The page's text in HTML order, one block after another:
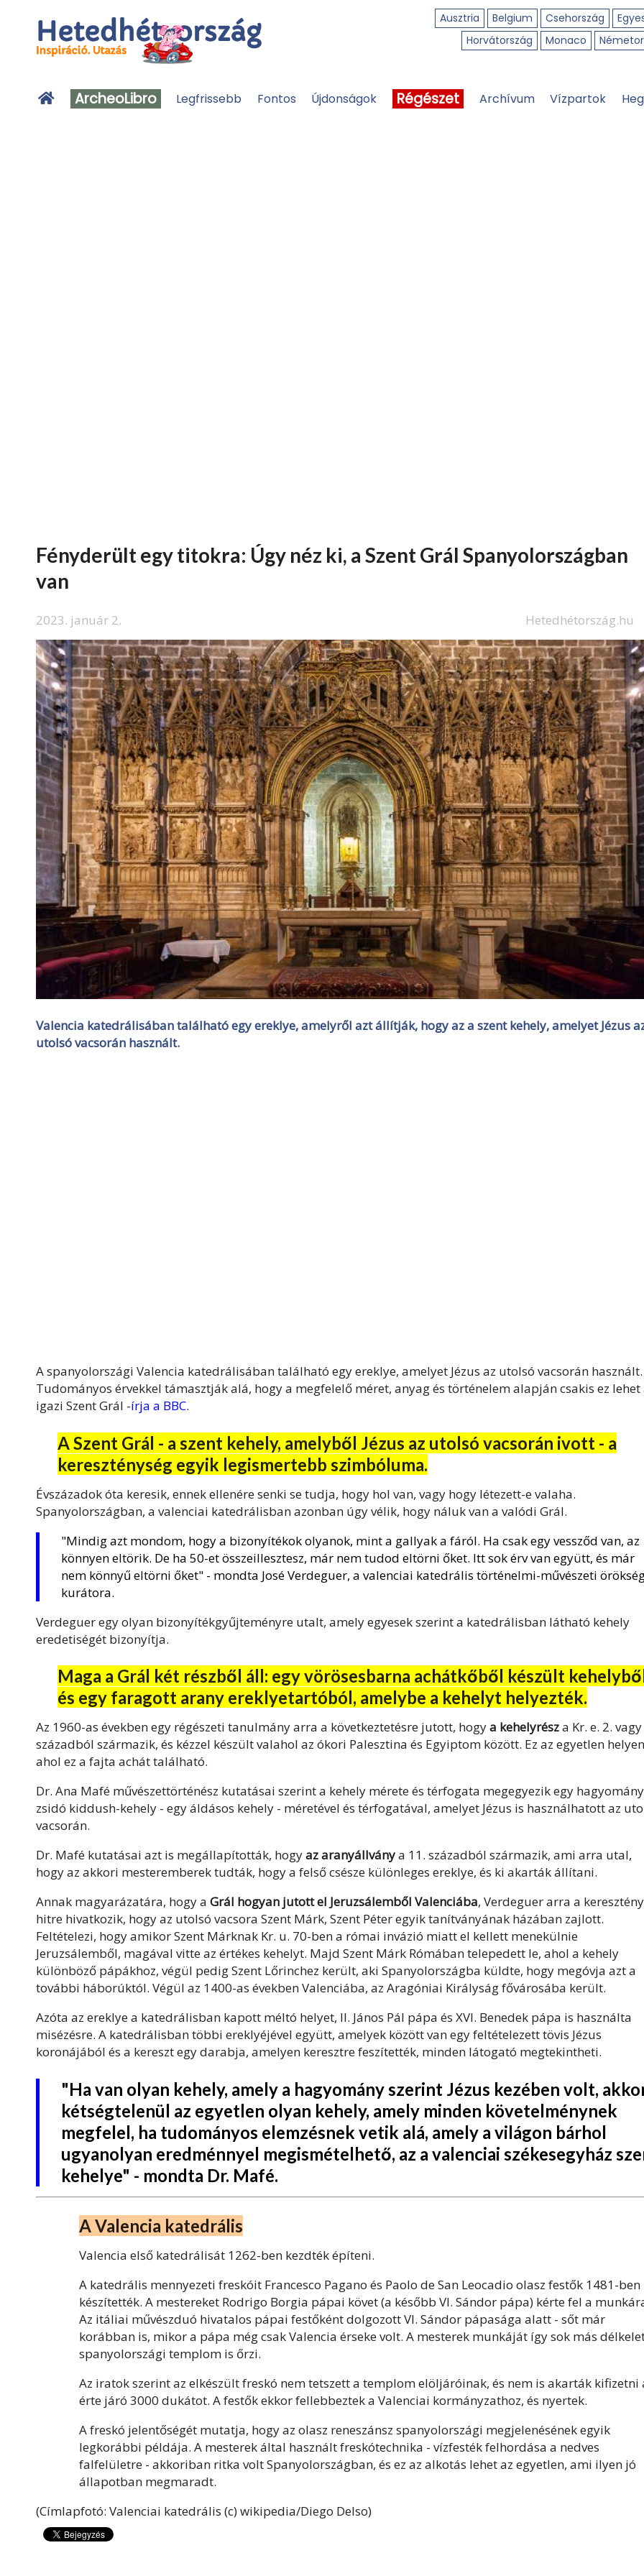
Ausztria Belgium Csehország
Horvátország
Monaco
ArcheoLibro Legfrissebb Fontos Újdonságok Régészet Archívum Vízpartok
Fényderült egy titokra: Úgy néz ki, a Szent Grál Spanyolországban
van
2023. január 2. Hetedhétország.hu
Valencia katedrálisában található egy ereklye, amelyről azt állítják, hogy az a szent kehely, amelyet Jézus
utolsó vacsorán használt.
A spanyolországi Valencia katedrálisában található egy ereklye, amelyet Jézus az utolsó vacsorán használt.
Tudományos érvekkel támasztják alá, hogy a megfelelő méret, anyag és történelem alapján csakis ez lehet
igazi Szent Grál -írja a BBC.
A Szent Grál - a szent kehely, amelyből Jézus az utolsó vacsorán ivott - a
kereszténység egyik legismertebb szimbóluma.
Évszázadok óta keresik, ennek ellenére senki se tudja, hogy hol van, vagy hogy létezett-e valaha.
Spanyolországban, a valenciai katedrálisban azonban úgy vélik, hogy náluk van a valódi Grál.
"Mindig azt mondom, hogy a bizonyítékok olyanok, mint a gallyak a fáról. Ha csak egy vessződ van, az
könnyen eltörik. De ha 50-et összeillesztesz, már nem tudod eltörni őket. Itt sok érv van együtt, és már
nem könnyű eltörni őket" - mondta José Verdeguer, a valenciai katedrális történelmi-művészeti
kurátora.
Verdeguer egy olyan bizonyítékgyűjteményre utalt, amely egyesek szerint a katedrálisban látható kehely
eredetiségét bizonyítja.
Maga a Grál két részből áll: egy vörösesbarna achátkőből készült
és egy faragott arany ereklyetartóból, amelybe a kehelyt helyezték.
Az 1960-as években egy régészeti tanulmány arra a következtetésre jutott, hogya kehelyrésza Kr. e. 2.
századból származik, és kézzel készült valahol az ókori Palesztina és Egyiptom között. Ez az egyetlen
ahol ez a fajta achát található.
Dr. Ana Mafé művészettörténész kutatásai szerint a kehely mérete és térfogata megegyezik egy
zsidó kiddush-kehely - egy áldásos kehely - méretével és térfogatával, amelyet Jézus is használhatott az
vacsorán.
Dr. Mafé kutatásai azt is megállapították, hogyaz aranyállványa 11. századból származik, ami arra utal,
hogy az akkori mesteremberek tudták, hogy a felső csésze különleges ereklye, és ki akarták állítani.
Annak magyarázatára, hogy a Grál hogyan jutott el Jeruzsálemből Valenciába, Verdeguer arra a keresztény
hitre hivatkozik, hogy az utolsó vacsora Szent Márk, Szent Péter egyik tanítványának házában zajlott.
Feltételezi, hogy amikor Szent Márknak Kr. u. 70-ben a római invázió miatt el kellett menekülnie
Jeruzsálemből, magával vitte az értékes kehelyt. Majd Szent Márk Rómában telepedett le, ahol a kehely
különböző pápákhoz, végül pedig Szent Lőrinchez került, aki Spanyolországba küldte, hogy megóvja azt a
további háborúktól. Végül az 1400-as években Valenciába, az Aragóniai Királyság fővárosába került.
Azóta az ereklye a katedrálisban kapott méltó helyet, II. János Pál pápa és XVI. Benedek pápa is használta
misézésre. A katedrálisban többi ereklyéjével együtt, amelyek között van egy feltételezett tövis Jézus
koronájából és a kereszt egy darabja, amelyen keresztre feszítették, minden látogató megtekintheti.
"Ha van olyan kehely, amely a hagyomány szerint Jézus kezében volt,
kétségtelenül az egyetlen olyan kehely, amely minden követelménynek
megfelel, ha tudományos elemzésnek vetik alá, amely a világon bárhol
ugyanolyan eredménnyel megismételhető, az a valenciai székesegyház
kehelye" - mondta Dr. Mafé.
A Valencia katedrális
Valencia első katedrálisát 1262-ben kezdték építeni.
A katedrális mennyezeti freskóit Francesco Pagano és Paolo de San Leocadio olasz festők 1481-ben
készítették. A mestereket Rodrigo Borgia pápai követ (a később VI. Sándor pápa) kérte fel a
Az itáliai művészduó hivatalos pápai festőként dolgozott VI. Sándor pápasága alatt - sőt már
korábban is, mikor a pápa még csak Valencia érseke volt. A mesterek munkáját így sok más
spanyolországi templom is őrzi.
Az iratok szerint az elkészült freskó nem tetszett a templom elöljáróinak, és nem is akarták kifizetni
érte járó 3000 dukátot. A festők ekkor fellebbeztek a Valenciai kormányzathoz, és nyertek.
A freskó jelentőségét mutatja, hogy az olasz reneszánsz spanyolországi megjelenésének egyik
legkorábbi példája. A mesterek által használt freskótechnika - vízfesték felhordása a nedves
falfelületre - akkoriban ritka volt Spanyolországban, és ez az alkotás lehet az egyetlen, ami ilyen jó
állapotban megmaradt.
(Címlapfotó: Valenciai katedrális (c) wikipedia/Diego Delso)